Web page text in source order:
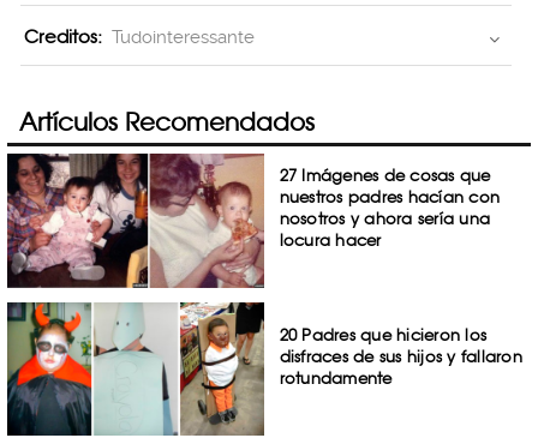
Creditos: Tudointeressante
Artículos Recomendados
27 Imágenes de cosas que
nuestros padres hacían con
nosotros y ahora sería una
locura hacer
20 Padres que hicieron los
disfraces de sus hijos y fallaron
rotundamente